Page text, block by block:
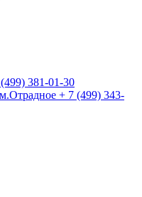
381-01-30
м.Отрадное + 7 (499) 343-